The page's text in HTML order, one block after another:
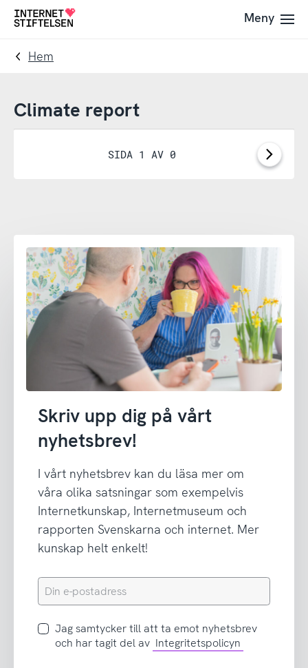
Till
navigering
Till
innehåll
Till
Meny
Hem
Climate report
SIDA 1 AV 0
Nästa
Skriv upp dig på vårt
nyhetsbrev!
I vårt nyhetsbrev kan du läsa mer om
våra olika satsningar som exempelvis
Internetkunskap, Internetmuseum och
rapporten Svenskarna och internet. Mer
kunskap helt enkelt!
Din
e-
Jag
samtycker
Jag samtycker till att ta emot nyhetsbrev
och har tagit del av Integritetspolicyn